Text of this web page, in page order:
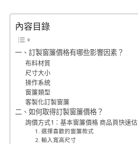
內容目錄
一、訂製窗簾價格有哪些影響因素？
布料材質
尺寸大小
操作系統
窗簾類型
客製化訂製窗簾
二、如何取得訂製窗簾價格？
詢價方式1：基本窗簾價格 商品頁快速估
1. 選擇喜歡的窗簾款式
2. 輸入寬高尺寸